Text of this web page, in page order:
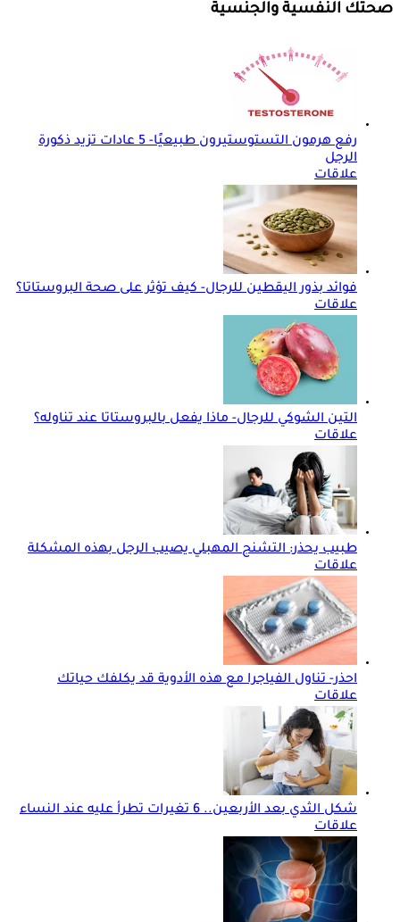
صحتك النفسية والجنسية
رفع هرمون التستوستيرون طبيعيًا- 5 عادات تزيد ذكورة
الرجل
علاقات
فوائد بذور اليقطين للرجال- كيف تؤثر على صحة البروستاتا؟
علاقات
التين الشوكي للرجال- ماذا يفعل بالبروستاتا عند تناوله؟
علاقات
طبيب يحذر: التشنج المهبلي يصيب الرجل بهذه المشكلة
علاقات
احذر- تناول الفياجرا مع هذه الأدوية قد يكلفك حياتك
علاقات
شكل الثدي بعد الأربعين.. 6 تغيرات تطرأ عليه عند النساء
علاقات